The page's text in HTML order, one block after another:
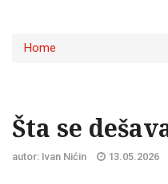
Home
Šta se
autor: Ivan Nićin 13.05.2026